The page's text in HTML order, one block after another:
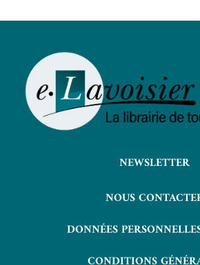
NEWSLETTER
NOUS
DONNÉES